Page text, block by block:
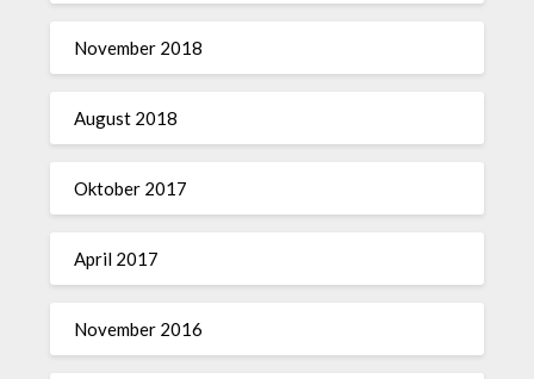
November 2018
August 2018
Oktober 2017
April 2017
November 2016